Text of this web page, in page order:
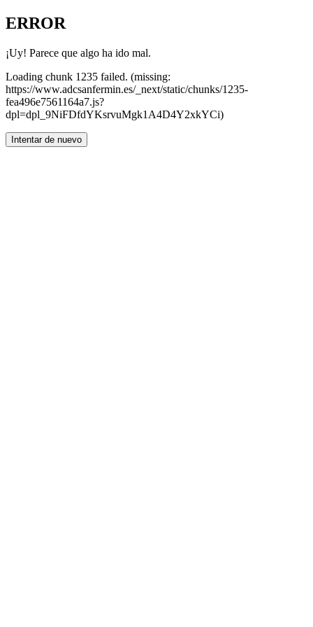
ERROR
¡Uy! Parece que algo ha ido mal.
Loading chunk 1235 failed. (missing:
https://www.adcsanfermin.es/_next/static/chunks/1235-
fea496e7561164a7.js?
dpl=dpl_9NiFDfdYKsrvuMgk1A4D4Y2xkYCi)
Intentar de nuevo